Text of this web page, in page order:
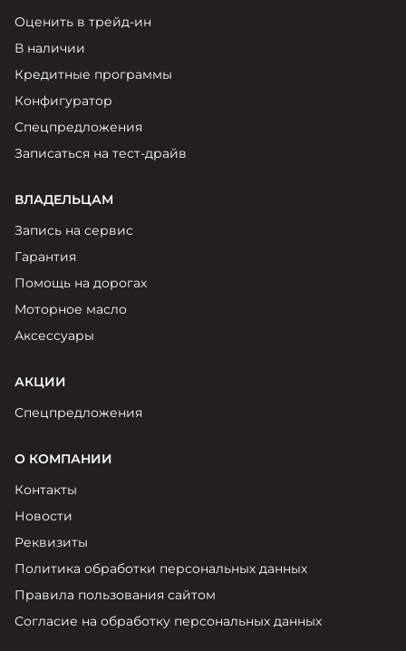
Оценить в трейд-ин
В наличии
Кредитные программы
Конфигуратор
Спецпредложения
Записаться на тест-драйв
ВЛАДЕЛЬЦАМ
Запись на сервис
Гарантия
Помощь на дорогах
Моторное масло
Аксессуары
АКЦИИ
Спецпредложения
О КОМПАНИИ
Контакты
Новости
Реквизиты
Политика обработки персональных данных
Правила пользования сайтом
Согласие на обработку персональных данных